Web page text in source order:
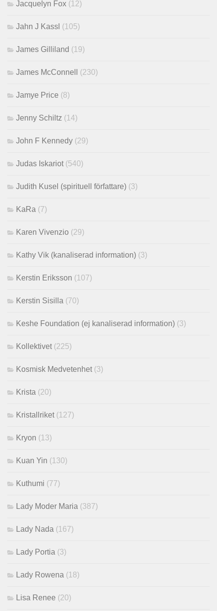
Jacquelyn Fox (12)
Jahn J Kassl (105)
James Gilliland (19)
James McConnell (230)
Jamye Price (8)
Jenny Schiltz (14)
John F Kennedy (29)
Judas Iskariot (540)
Judith Kusel (spirituell författare) (3)
KaRa (7)
Karen Vivenzio (29)
Kathy Vik (kanaliserad information) (3)
Kerstin Eriksson (107)
Kerstin Sisilla (70)
Keshe Foundation (ej kanaliserad information) (3)
Kollektivet (225)
Kosmisk Medvetenhet (3)
Krista (20)
Kristallriket (127)
Kryon (13)
Kuan Yin (130)
Kuthumi (77)
Lady Moder Maria (387)
Lady Nada (167)
Lady Portia (3)
Lady Rowena (18)
Lisa Renee (20)